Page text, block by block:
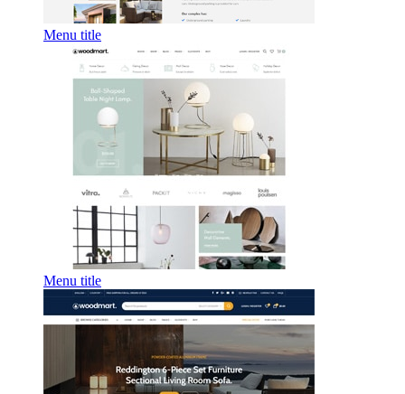
Menu title
Menu title